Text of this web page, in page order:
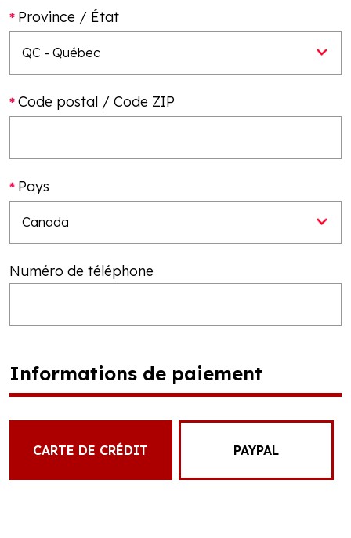
Province / État
Code postal / Code ZIP
Pays
Numéro de téléphone
Informations de paiement
CARTE DE CRÉDIT PAYPAL